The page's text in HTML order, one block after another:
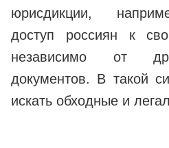
юрисдикции,
доступ россиян к
независимо от
документов. В такой
искать обходные и